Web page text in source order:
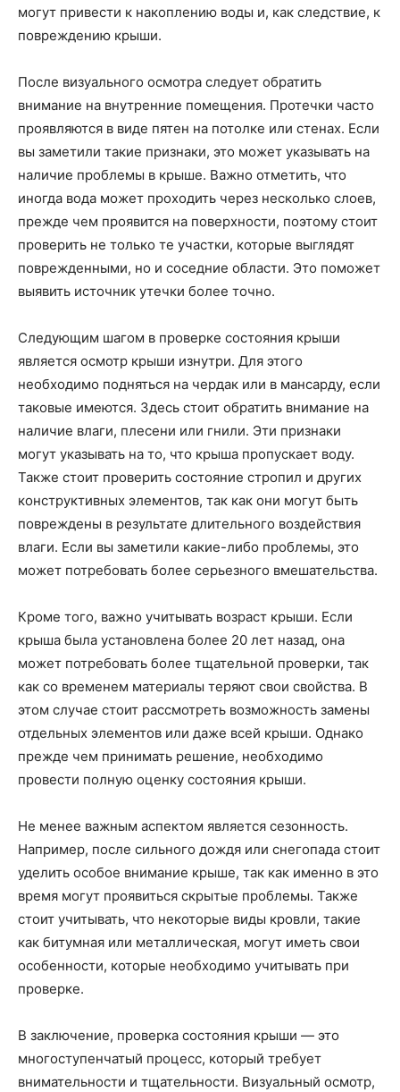
могут привести к накоплению воды и, как следствие, к
повреждению крыши.
После визуального осмотра следует обратить
внимание на внутренние помещения. Протечки часто
проявляются в виде пятен на потолке или стенах. Если
вы заметили такие признаки, это может указывать на
наличие проблемы в крыше. Важно отметить, что
иногда вода может проходить через несколько слоев,
прежде чем проявится на поверхности, поэтому стоит
проверить не только те участки, которые выглядят
поврежденными, но и соседние области. Это поможет
выявить источник утечки более точно.
Следующим шагом в проверке состояния крыши
является осмотр крыши изнутри. Для этого
необходимо подняться на чердак или в мансарду, если
таковые имеются. Здесь стоит обратить внимание на
наличие влаги, плесени или гнили. Эти признаки
могут указывать на то, что крыша пропускает воду.
Также стоит проверить состояние стропил и других
конструктивных элементов, так как они могут быть
повреждены в результате длительного воздействия
влаги. Если вы заметили какие-либо проблемы, это
может потребовать более серьезного вмешательства.
Кроме того, важно учитывать возраст крыши. Если
крыша была установлена более 20 лет назад, она
может потребовать более тщательной проверки, так
как со временем материалы теряют свои свойства. В
этом случае стоит рассмотреть возможность замены
отдельных элементов или даже всей крыши. Однако
прежде чем принимать решение, необходимо
провести полную оценку состояния крыши.
Не менее важным аспектом является сезонность.
Например, после сильного дождя или снегопада стоит
уделить особое внимание крыше, так как именно в это
время могут проявиться скрытые проблемы. Также
стоит учитывать, что некоторые виды кровли, такие
как битумная или металлическая, могут иметь свои
особенности, которые необходимо учитывать при
проверке.
В заключение, проверка состояния крыши — это
многоступенчатый процесс, который требует
внимательности и тщательности. Визуальный осмотр,